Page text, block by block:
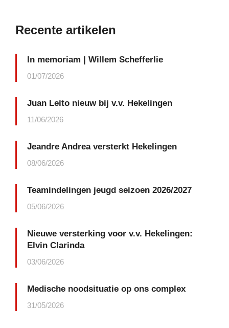
Recente artikelen
In memoriam | Willem Schefferlie
01/07/2026
Juan Leito nieuw bij v.v. Hekelingen
11/06/2026
Jeandre Andrea versterkt Hekelingen
08/06/2026
Teamindelingen jeugd seizoen 2026/2027
05/06/2026
Nieuwe versterking voor v.v. Hekelingen:
Elvin Clarinda
03/06/2026
Medische noodsituatie op ons complex
31/05/2026